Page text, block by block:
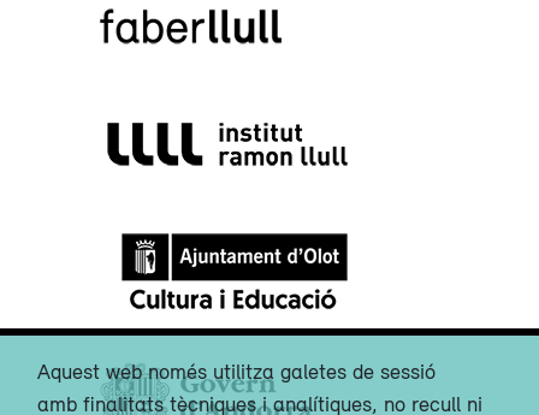
Aquest web només utilitza galetes de sessió
amb finalitats tècniques i analítiques, no recull ni